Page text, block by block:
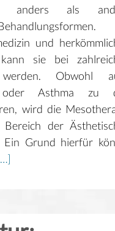
anders als
und
sie bei
Obwohl
oder Asthma zu
wird die
der
Ein Grund hierfür